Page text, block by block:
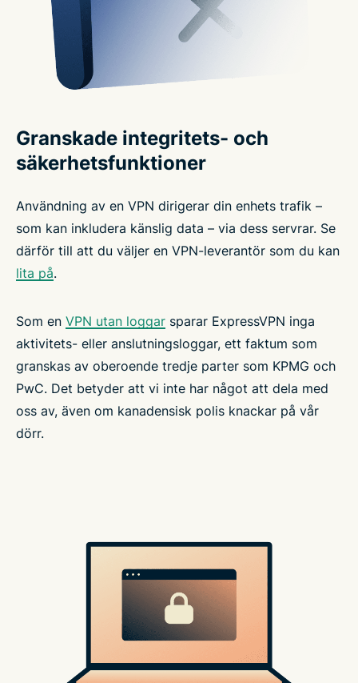
Granskade integritets- och
säkerhetsfunktioner
Användning av en VPN dirigerar din enhets trafik –
som kan inkludera känslig data – via dess servrar. Se
därför till att du väljer en VPN-leverantör som du kan
lita på.
Som en VPN utan loggar sparar ExpressVPN inga
aktivitets- eller anslutningsloggar, ett faktum som
granskas av oberoende tredje parter som KPMG och
PwC. Det betyder att vi inte har något att dela med
oss av, även om kanadensisk polis knackar på vår
dörr.